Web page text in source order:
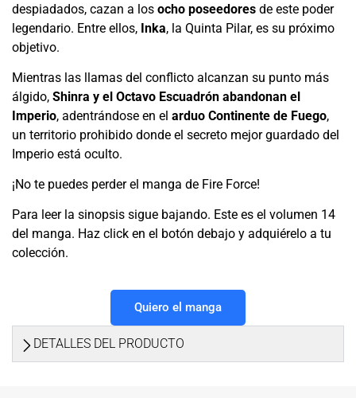
despiadados, cazan a los ocho poseedores de este poder
legendario. Entre ellos, Inka, la Quinta Pilar, es su próximo
objetivo.
Mientras las llamas del conflicto alcanzan su punto más
álgido, Shinra y el Octavo Escuadrón abandonan el
Imperio, adentrándose en el arduo Continente de Fuego,
un territorio prohibido donde el secreto mejor guardado del
Imperio está oculto.
¡No te puedes perder el manga de Fire Force!
Para leer la sinopsis sigue bajando. Este es el volumen 14
del manga. Haz click en el botón debajo y adquiérelo a tu
colección.
Quiero el manga
DETALLES DEL PRODUCTO